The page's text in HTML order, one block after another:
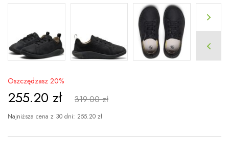
Oszczędzasz 20%
255.20 zł 319.00 zł
Najniższa cena z 30 dni: 255.20 zł